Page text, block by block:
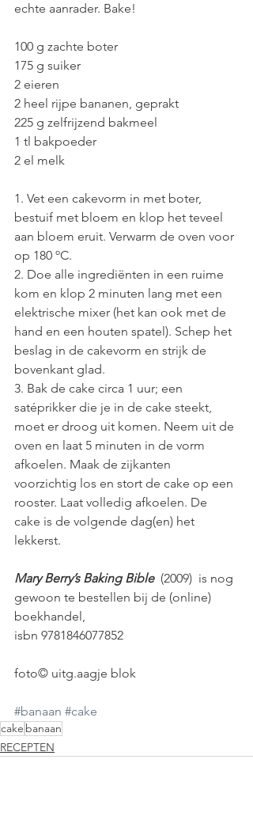
echte aanrader. Bake!
100 g zachte boter
175 g suiker
2 eieren
2 heel rijpe bananen, geprakt
225 g zelfrijzend bakmeel
1 tl bakpoeder
2 el melk
1. Vet een cakevorm in met boter,
bestuif met bloem en klop het teveel
aan bloem eruit. Verwarm de oven voor
op 180 ºC.
2. Doe alle ingrediënten in een ruime
kom en klop 2 minuten lang met een
elektrische mixer (het kan ook met de
hand en een houten spatel). Schep het
beslag in de cakevorm en strijk de
bovenkant glad.
3. Bak de cake circa 1 uur; een
satéprikker die je in de cake steekt,
moet er droog uit komen. Neem uit de
oven en laat 5 minuten in de vorm
afkoelen. Maak de zijkanten
voorzichtig los en stort de cake op een
rooster. Laat volledig afkoelen. De
cake is de volgende dag(en) het
lekkerst.
Mary Berry’s Baking Bible (2009)  is nog
gewoon te bestellen bij de (online)
boekhandel,
isbn 9781846077852
foto© uitg.aagje blok
#banaan #cake
cake banaan
RECEPTEN